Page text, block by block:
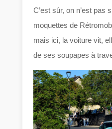
C’est sûr, on n’est pas
moquettes de
mais ici, la voiture vit,
de ses soupapes à